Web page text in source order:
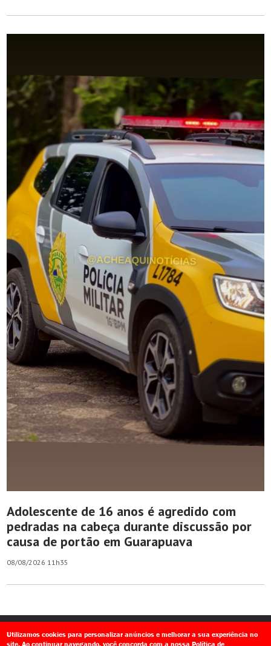
Adolescente de 16 anos é agredido com
pedradas na cabeça durante discussão por
causa de portão em Guarapuava
08/08/2026 11h35
Utilizamos cookies para personalizar anúncios e melhorar a sua experiência no